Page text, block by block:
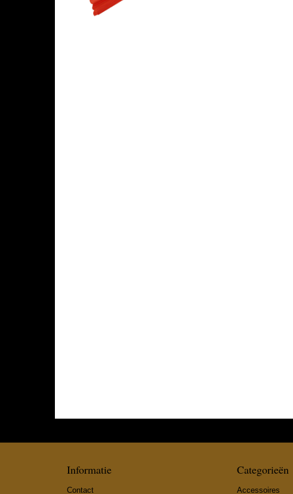
Informatie
Contact
Categorieën
Accessoires